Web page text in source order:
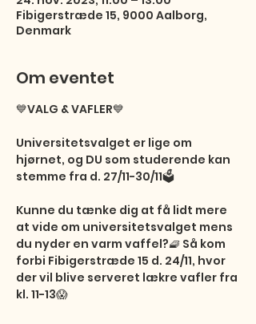
Fibigerstræde 15, 9000 Aalborg,
Denmark
Om eventet
💙VALG & VAFLER💙
Universitetsvalget er lige om
hjørnet, og DU som studerende kan
stemme fra d. 27/11-30/11🗳
Kunne du tænke dig at få lidt mere
at vide om universitetsvalget mens
du nyder en varm vaffel?🧇 Så kom
forbi Fibigerstræde 15 d. 24/11, hvor
der vil blive serveret lækre vafler fra
kl. 11-13😱